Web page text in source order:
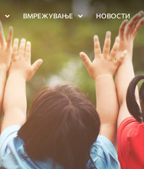
ВМРЕЖУВАЊЕ НОВОСТИ